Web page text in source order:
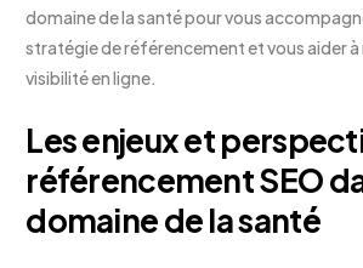
domaine de la santé pour vous
stratégie de référencement et vous aider
visibilité en ligne.
Les enjeux et
référencement SEO
domaine de la santé